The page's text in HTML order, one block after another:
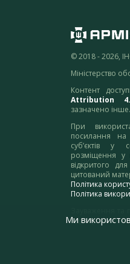
© 2018 - 2026,
Міністерство
Контент
Attribution
зазначено інше.
При
посилання на
суб’єктів у
розміщення у
відкритого
цитований
Політика
Політика
адресу:
Ми